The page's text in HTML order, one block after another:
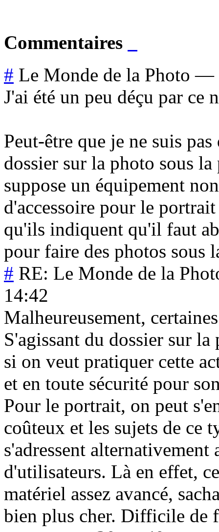
Commentaires
# Le Monde de la Photo —
J'ai été un peu déçu par ce
Peut-être que je ne suis
dossier sur la photo sous
suppose un équipement
d'accessoire pour le
qu'ils indiquent qu'il faut
pour faire des photos sous
# RE: Le Monde de la
14:42
Malheureusement,
S'agissant du dossier sur
si on veut pratiquer cette
et en toute sécurité pour
Pour le portrait, on peut
coûteux et les sujets de ce
s'adressent
d'utilisateurs. Là en effet,
matériel assez avancé,
bien plus cher. Difficile de